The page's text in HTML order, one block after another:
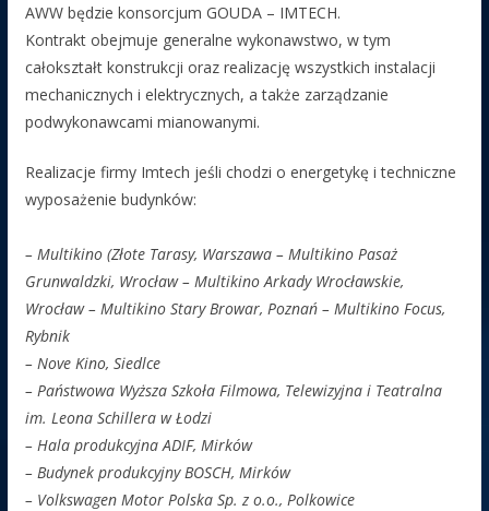
AWW będzie konsorcjum GOUDA – IMTECH.
Kontrakt obejmuje generalne wykonawstwo, w tym
całokształt konstrukcji oraz realizację wszystkich instalacji
mechanicznych i elektrycznych, a także zarządzanie
podwykonawcami mianowanymi.
Realizacje firmy Imtech jeśli chodzi o energetykę i techniczne
wyposażenie budynków:
– Multikino (Złote Tarasy, Warszawa – Multikino Pasaż
Grunwaldzki, Wrocław – Multikino Arkady Wrocławskie,
Wrocław – Multikino Stary Browar, Poznań – Multikino Focus,
Rybnik
– Nove Kino, Siedlce
– Państwowa Wyższa Szkoła Filmowa, Telewizyjna i Teatralna
im. Leona Schillera w Łodzi
– Hala produkcyjna ADIF, Mirków
– Budynek produkcyjny BOSCH, Mirków
– Volkswagen Motor Polska Sp. z o.o., Polkowice